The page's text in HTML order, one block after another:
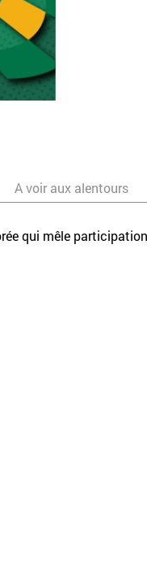
A voir aux alentours
qui mêle